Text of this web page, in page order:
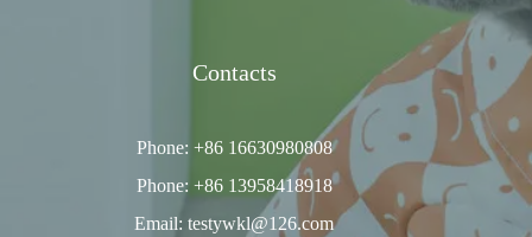
Contacts
Phone: +86 16630980808
Phone: +86 13958418918
Email: testywkl@126.com